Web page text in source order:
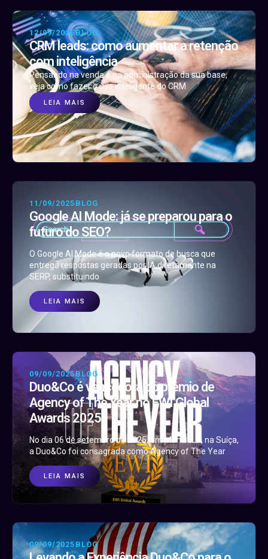
12/09/2025BLOG
CRM leads: como aumentar a retenção
com inteligência
Pensando na venda e na administração da sua base,
veja como fazer o uso inteligente do CRM
LEIA MAIS
11/09/2025 BLOG
Google AI Mode: já se preparou para o
futuro do SEO?
O Google AI Mode é o novo formato de busca que
entrega respostas geradas por IA diretamente na
SERP, substituindo
LEIA MAIS
09/09/2025 BLOG
Duo&Co é vencedora do prêmio de
Agency of The Year no EWI Global
Awards 2025
No dia 06 de setembro de 2025, em Montreux, na Suíça,
a Duo&Co foi consagrada como Agency of The Year
LEIA MAIS
09/09/2025 BLOG